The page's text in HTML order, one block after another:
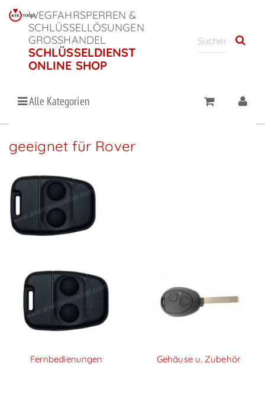
WEGFAHRSPERREN &
SCHLÜSSELLÖSUNGEN
GROSSHANDEL
SCHLÜSSELDIENST
ONLINE SHOP
Alle Kategorien
geeignet für Rover
Fernbedienungen Gehäuse u. Zubehör